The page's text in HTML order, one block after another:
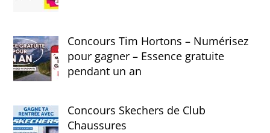
Concours Tim Hortons – Numérisez
pour gagner – Essence gratuite
pendant un an
Concours Skechers de Club
Chaussures